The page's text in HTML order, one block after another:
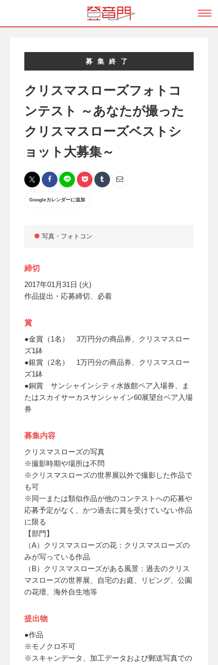
募集終了
クリスマスローズフォトコ
ンテスト ～あなたが撮った
クリスマスローズベストシ
ョット大募集～
Googleカレンダーに追加
写真・フォトコン
締切
2017年01月31日 (火)
作品提出・応募締切、必着
賞
●金賞（1名） 3万円分の商品券、クリスマスロー
ズ1鉢
●銀賞（2名） 1万円分の商品券、クリスマスロー
ズ1鉢
●銅賞 サンシャインシティ水族館ペア入場券、ま
たはスカイサーカスサンシャイン60展望台ペア入場
券
募集内容
クリスマスローズの写真
※撮影時期や場所は不問
※クリスマスローズの世界展以外で撮影した作品で
も可
※同一または類似作品が他のコンテストへの応募や
応募予定がなく、かつ過去に賞を受けていない作品
に限る
【部門】
（A）クリスマスローズの花：クリスマスローズの
みが写っている作品
（B）クリスマスローズがある風景：過去のクリス
マスローズの世界展、自宅のお庭、リビング、公園
の花壇、海外自生地等
提出物
●作品
※モノクロ不可
※スキャンデータ、加工データおよび郵送写真での